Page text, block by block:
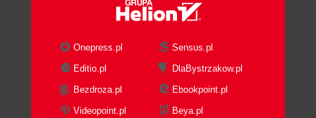
Onepress.pl
Sensus.pl
Editio.pl
DlaBystrzakow.pl
Bezdroza.pl
Ebookpoint.pl
Videopoint.pl
Beya.pl